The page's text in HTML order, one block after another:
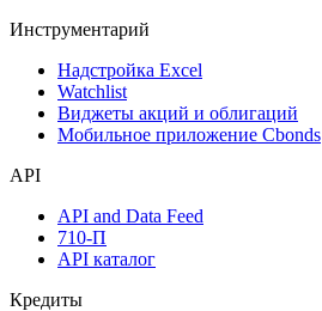
Инструментарий
Надстройка Excel
Watchlist
Виджеты акций и облигаций
Мобильное приложение Cbonds
API
API and Data Feed
710-П
API каталог
Кредиты